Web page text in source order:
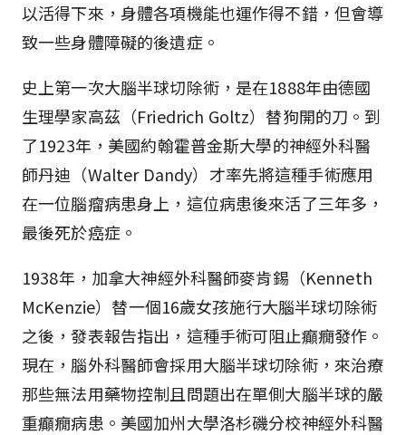
以活得下來，身體各項機能也運作得不錯，但會導
致一些身體障礙的後遺症。
史上第一次大腦半球切除術，是在1888年由德國
生理學家高茲（Friedrich Goltz）替狗開的刀。到
了1923年，美國約翰霍普金斯大學的神經外科醫
師丹迪（Walter Dandy）才率先將這種手術應用
在一位腦瘤病患身上，這位病患後來活了三年多，
最後死於癌症。
1938年，加拿大神經外科醫師麥肯錫（Kenneth
McKenzie）替一個16歲女孩施行大腦半球切除術
之後，發表報告指出，這種手術可阻止癲癇發作。
現在，腦外科醫師會採用大腦半球切除術，來治療
那些無法用藥物控制且問題出在單側大腦半球的嚴
重癲癇病患。美國加州大學洛杉磯分校神經外科醫